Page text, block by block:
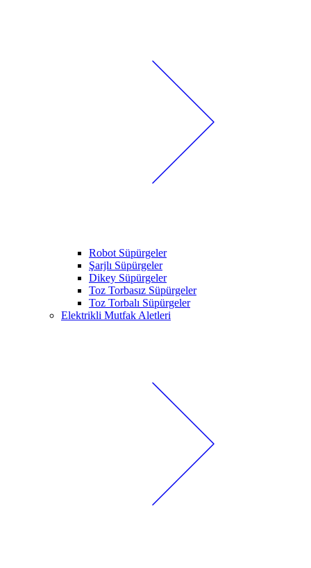
Robot Süpürgeler
Şarjlı Süpürgeler
Dikey Süpürgeler
Toz Torbasız Süpürgeler
Toz Torbalı Süpürgeler
Elektrikli Mutfak Aletleri